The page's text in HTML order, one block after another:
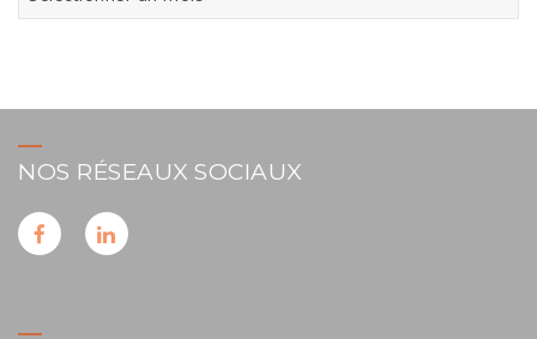
NOS RÉSEAUX SOCIAUX